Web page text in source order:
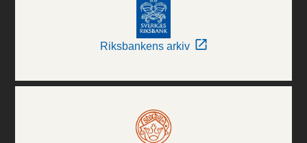
Riksbankens arkiv